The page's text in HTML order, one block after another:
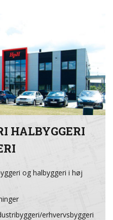
HALBYGGERI
og halbyggeri i høj
erhvervsbyggeri